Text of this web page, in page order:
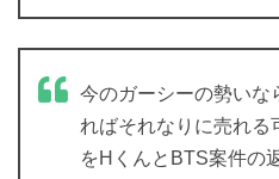
今のガーシーの勢いな
ればそれなりに売れる
をHくんとBTS案件の